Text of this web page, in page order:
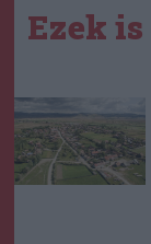
Ezek